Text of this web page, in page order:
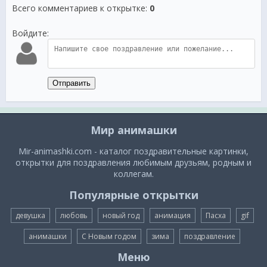
Всего комментариев к открытке: 0
Войдите:
Отправить
Мир анимашки
Mir-animashki.com - каталог поздравительные картинки,
открытки для поздравления любимым друзьям, родным и
коллегам.
Популярные открытки
девушка любовь новый год анимация Пасха gif
анимашки С Новым годом зима поздравление
Меню